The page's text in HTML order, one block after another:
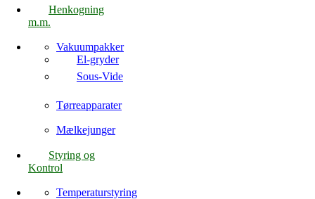
Henkogning
m.m.
Vakuumpakker
El-gryder
Sous-Vide
Tørreapparater
Mælkejunger
Styring og
Kontrol
Temperaturstyring